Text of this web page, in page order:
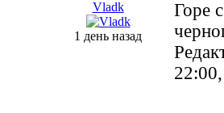
Vladk
1 день назад
Горе